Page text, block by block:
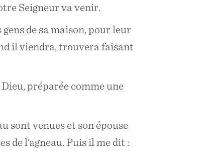
Seigneur va venir.
de sa maison, pour leur
il viendra, trouvera faisant
préparée comme une
sont venues et son épouse
de l’agneau. Puis il me dit :